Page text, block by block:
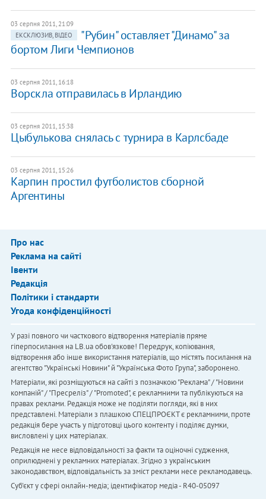
03 серпня 2011, 21:09
ЕКСКЛЮЗИВ, ВІДЕО
"Рубин" оставляет "Динамо" за
бортом Лиги Чемпионов
03 серпня 2011, 16:18
Ворскла отправилась в Ирландию
03 серпня 2011, 15:38
Цыбулькова снялась с турнира в Карлсбаде
03 серпня 2011, 15:26
Карпин простил футболистов сборной
Аргентины
Про нас
Реклама на сайті
Івенти
Редакція
Політики і стандарти
Угода конфіденційності
У разі повного чи часткового відтворення матеріалів пряме
гіперпосилання на LB.ua обов'язкове! Передрук, копіювання,
відтворення або інше використання матеріалів, що містять посилання на
агентство "Українськi Новини" й "Українська Фото Група", заборонено.
Матеріали, які розміщуються на сайті з позначкою "Реклама" / "Новини
компаній" / "Пресреліз" / "Promoted", є рекламними та публікуються на
правах реклами. Редакція може не поділяти погляди, які в них
представлені. Матеріали з плашкою СПЕЦПРОЄКТ є рекламними, проте
редакція бере участь у підготовці цього контенту і поділяє думки,
висловлені у цих матеріалах.
Редакція не несе відповідальності за факти та оціночні судження,
оприлюднені у рекламних матеріалах. Згідно з українським
законодавством, відповідальність за зміст реклами несе рекламодавець.
Cуб'єкт у сфері онлайн-медіа; ідентифікатор медіа - R40-05097